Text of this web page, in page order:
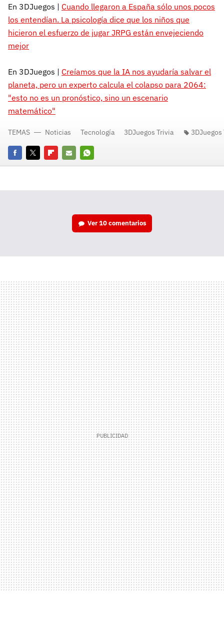
En 3DJuegos | Cuando llegaron a España sólo unos pocos
los entendían. La psicología dice que los niños que
hicieron el esfuerzo de jugar JRPG están envejeciendo
mejor
En 3DJuegos | Creíamos que la IA nos ayudaría salvar el
planeta, pero un experto calcula el colapso para 2064:
"esto no es un pronóstico, sino un escenario
matemático"
FacebookTwitterFlipboard
E-
Whatsapp
TEMAS Noticias Tecnología 3DJuegos Trivia 3DJuegos
Ver10 comentarios